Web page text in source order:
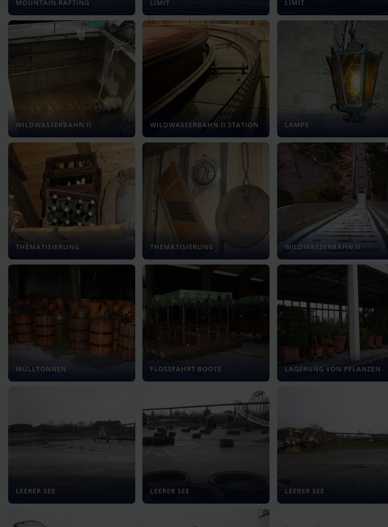
MOUNTAIN RAFTING LIMIT LIMIT
WILDWASSERBAHN II WILDWASSERBAHN II STATION LAMPE
THEMATISIERUNG THEMATISIERUNG WILDWASSERBAHN II
MÜLLTONNEN FLOSSFAHRT BOOTE LAGERUNG VON PFLANZEN
LEERER SEE LEERER SEE LEERER SEE